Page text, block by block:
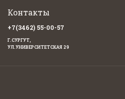
Контакты
+7(3462) 55-00-57
Г.СУРГУТ,
УЛ.УНИВЕРСИТЕТСКАЯ 29